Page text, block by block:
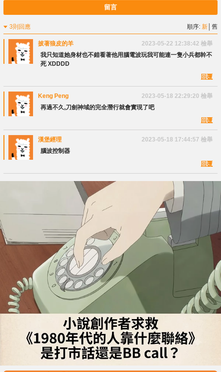
留言
3則回應 順序:新 │舊
披著狼皮的羊 2023-05-22 12:38:42 檢舉
我只知道她身材也不錯看著他用腦電波玩我可能連一隻小兵都幹不
死 XDDDD
回覆
Keng Peng 2023-05-18 22:29:20 檢舉
再過不久,刀劍神域的完全潛行就會實現了吧
回覆
漢堡經理 2023-05-18 17:44:57 檢舉
腦波控制器
回覆